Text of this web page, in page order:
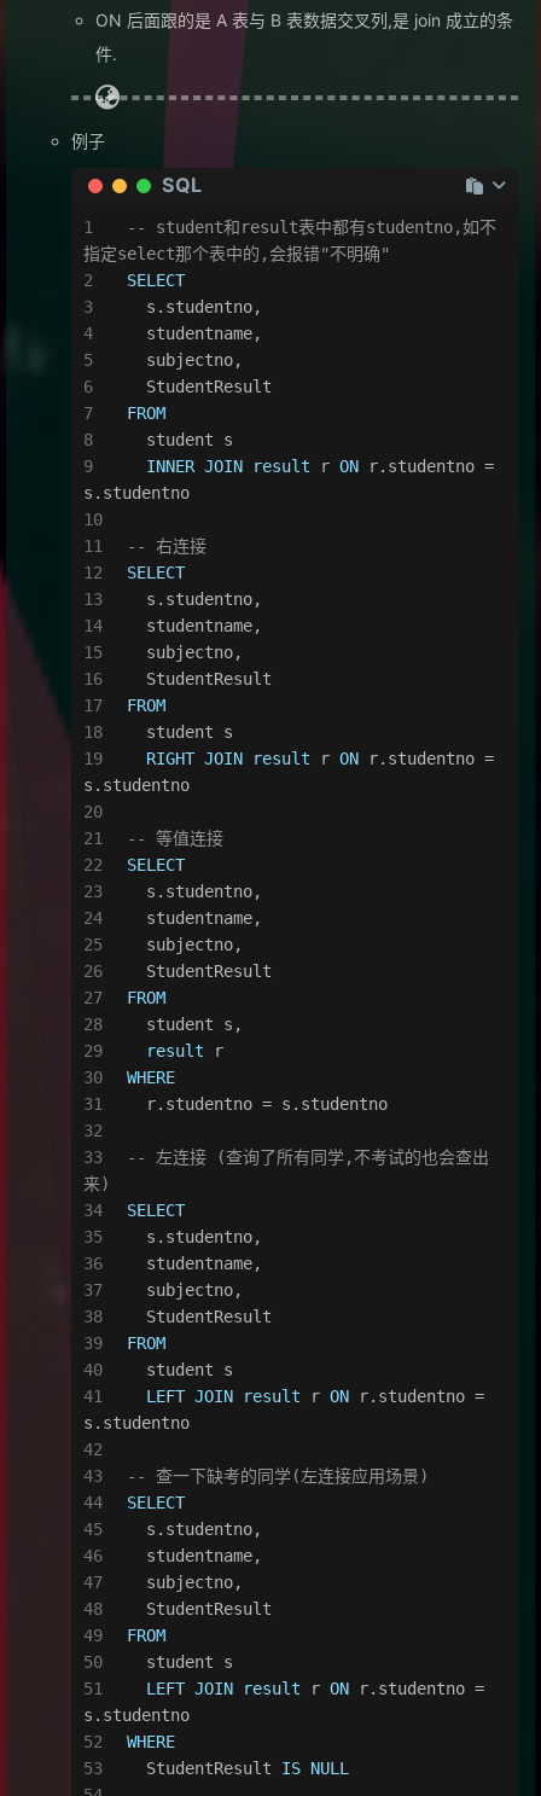
ON 后面跟的是 A 表与 B 表数据交叉列,是 join 成立的条
件.
例子
SQL
-- student和result表中都有studentno,如不
指定select那个表中的,会报错"不明确"
SELECT
  s.studentno,
  studentname,
  subjectno,
  StudentResult
FROM
  student s
INNER JOIN result r ON r.studentno =
s.studentno
-- 右连接
SELECT
  s.studentno,
  studentname,
  subjectno,
  StudentResult
FROM
  student s
RIGHT JOIN result r ON r.studentno =
s.studentno
-- 等值连接
SELECT
  s.studentno,
  studentname,
  subjectno,
  StudentResult
FROM
  student s,
result r
WHERE
  r.studentno
= s.studentno
-- 左连接 (查询了所有同学,不考试的也会查出
来)
SELECT
  s.studentno,
  studentname,
  subjectno,
  StudentResult
FROM
  student s
LEFT JOIN result r ON r.studentno =
s.studentno
-- 查一下缺考的同学(左连接应用场景)
SELECT
  s.studentno,
  studentname,
  subjectno,
  StudentResult
FROM
  student s
LEFT JOIN result r ON r.studentno =
s.studentno
WHERE
  StudentResult
IS NULL